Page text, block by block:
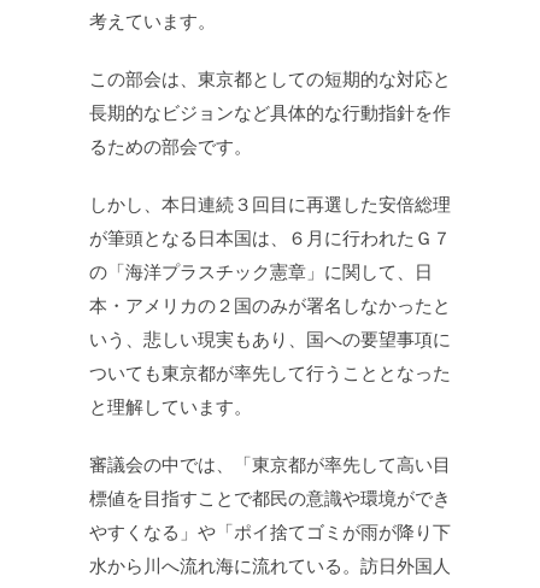
考えています。
この部会は、東京都としての短期的な対応と
長期的なビジョンなど具体的な行動指針を作
るための部会です。
しかし、本日連続３回目に再選した安倍総理
が筆頭となる日本国は、６月に行われたＧ７
の「海洋プラスチック憲章」に関して、日
本・アメリカの２国のみが署名しなかったと
いう、悲しい現実もあり、国への要望事項に
ついても東京都が率先して行うこととなった
と理解しています。
審議会の中では、「東京都が率先して高い目
標値を目指すことで都民の意識や環境ができ
やすくなる」や「ポイ捨てゴミが雨が降り下
水から川へ流れ海に流れている。訪日外国人